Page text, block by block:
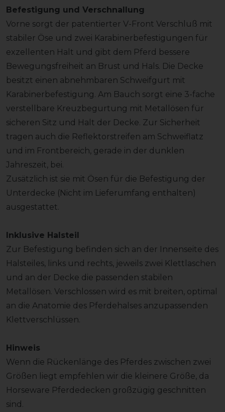
Befestigung und Verschnallung
Vorne sorgt der patentierter V-Front Verschluß mit
stabiler Öse und zwei Karabinerbefestigungen für
exzellenten Halt und gibt dem Pferd bessere
Bewegungsfreiheit an Brust und Hals. Die Decke
besitzt einen abnehmbaren Schweifgurt mit
Karabinerbefestigung. Am Bauch sorgt eine 3-fache
verstellbare Kreuzbegurtung mit Metallösen für
sicheren Sitz und Halt der Decke. Zur Sicherheit
tragen auch die Reflektorstreifen am Schweiflatz
und im Frontbereich, gerade in der dunklen
Jahreszeit, bei.
Zusätzlich ist sie mit Ösen für die Befestigung der
Unterdecke (Nicht im Lieferumfang enthalten)
ausgestattet.
Inklusive Halsteil
Zur Befestigung befinden sich an der Innenseite des
Halsteiles, links und rechts, jeweils zwei Klettlaschen
und an der Decke die passenden stabilen
Metallösen. Verschlossen wird es mit breiten, optimal
an die Anatomie des Pferdehalses anzupassenden
Klettverschlüssen.
Hinweis
Wenn die Rückenlänge des Pferdes zwischen zwei
Größen liegt empfehlen wir die kleinere Größe, da
Horseware Pferdedecken großzügig geschnitten
sind.